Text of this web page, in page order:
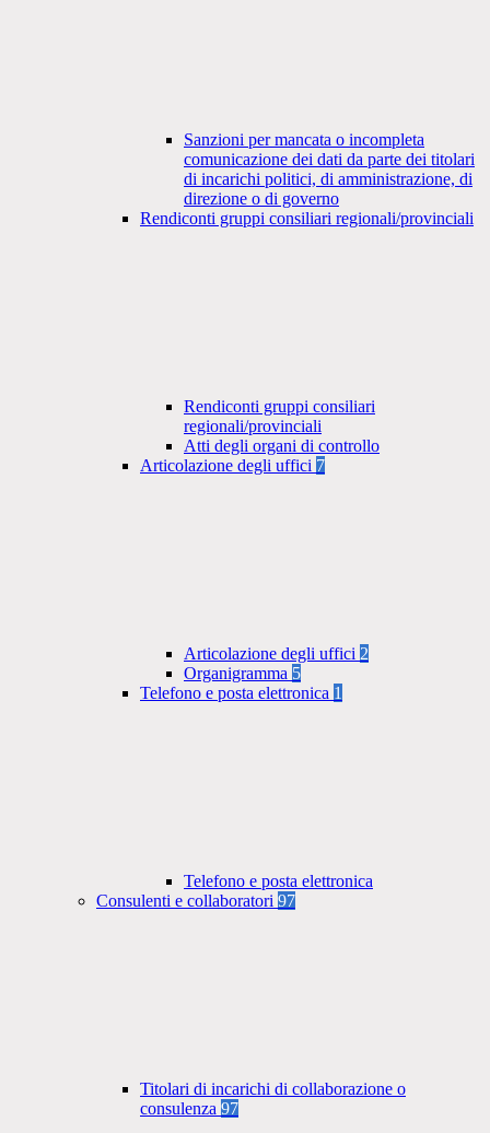
Sanzioni per mancata o incompleta
comunicazione dei dati da parte dei titolari
di incarichi politici, di amministrazione, di
direzione o di governo
Rendiconti gruppi consiliari regionali/provinciali
Rendiconti gruppi consiliari
regionali/provinciali
Atti degli organi di controllo
Articolazione degli uffici 7
Articolazione degli uffici 2
Organigramma 5
Telefono e posta elettronica 1
Telefono e posta elettronica
Consulenti e collaboratori 97
Titolari di incarichi di collaborazione o
consulenza 97